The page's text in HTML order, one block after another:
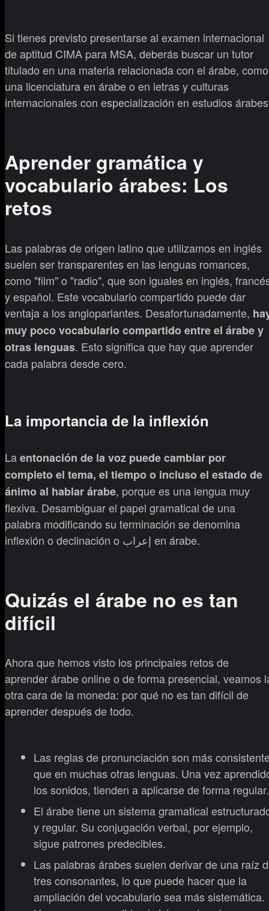
Si tienes previsto presentarse al examen internacional
de aptitud CIMA para MSA, deberás buscar un tutor
titulado en una materia relacionada con el árabe, como
una licenciatura en árabe o en letras y culturas
internacionales con especialización en estudios
Aprender gramática y
vocabulario árabes: Los
retos
Las palabras de origen latino que utilizamos en inglés
suelen ser transparentes en las lenguas romances,
como "film" o "radio", que son iguales en inglés,
y español. Este vocabulario compartido puede dar
ventaja a los angloparlantes. Desafortunadamente,
muy poco vocabulario compartido entre el árabe y
otras lenguas. Esto significa que hay que aprender
cada palabra desde cero.
La importancia de la inflexión
Laentonación de la voz puede cambiar por
completo el tema, el tiempo o incluso el estado de
ánimo al hablar árabe, porque es una lengua muy
flexiva. Desambiguar el papel gramatical de una
palabra modificando su terminación se denomina
inflexión o declinación o إعراب en árabe.
Quizás el árabe no es tan
difícil
Ahora que hemos visto los principales retos de
aprender árabe online o de forma presencial, veamos
otra cara de la moneda: por qué no es tan difícil de
aprender después de todo.
Las reglas de pronunciación son más
que en muchas otras lenguas. Una vez
los sonidos, tienden a aplicarse de forma regular.
El árabe tiene un sistema gramatical
y regular. Su conjugación verbal, por ejemplo,
sigue patrones predecibles.
Las palabras árabes suelen derivar de una raíz
tres consonantes, lo que puede hacer que la
ampliación del vocabulario sea más sistemática.